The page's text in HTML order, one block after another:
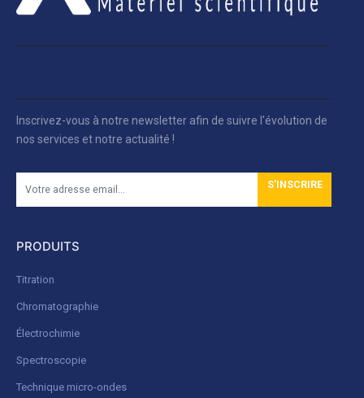
Inscrivez-vous à notre newsletter afin de suivre l'évolution de
nos services et notre actualité !
S'INSCRIRE
PRODUITS
Titration
Chromatographie
Électrochimie
Spectroscopie
Technique micro-ondes